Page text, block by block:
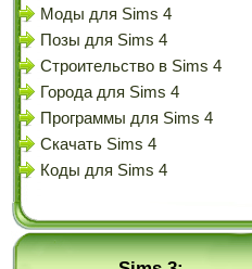
Моды для Sims 4
Позы для Sims 4
Строительство в Sims 4
Города для Sims 4
Программы для Sims 4
Скачать Sims 4
Коды для Sims 4